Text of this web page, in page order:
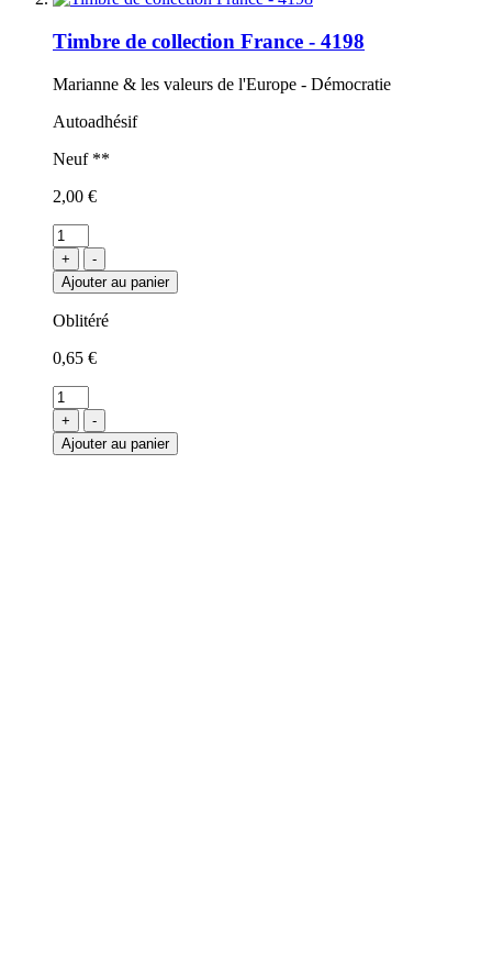
Timbre de collection France - 4198
Marianne & les valeurs de l'Europe - Démocratie
Autoadhésif
Neuf **
2,00 €
+
-
Ajouter au panier
Oblitéré
0,65 €
+
-
Ajouter au panier